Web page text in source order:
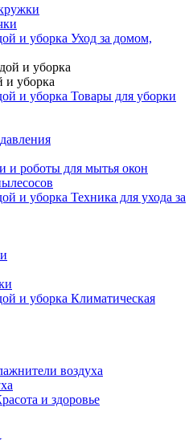
Уход за домом,
и уборка
и уборка
Товары для уборки
и роботы для мытья окон
Техника для ухода за
Климатическая
воздуха
и здоровье